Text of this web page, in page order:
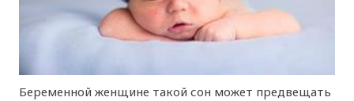
Беременной женщине такой сон может предвещать